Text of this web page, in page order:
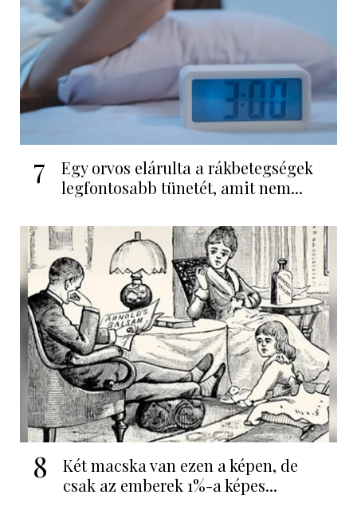
7
Egy orvos elárulta a rákbetegségek
legfontosabb tünetét, amit nem...
8
Két macska van ezen a képen, de
csak az emberek 1%-a képes...